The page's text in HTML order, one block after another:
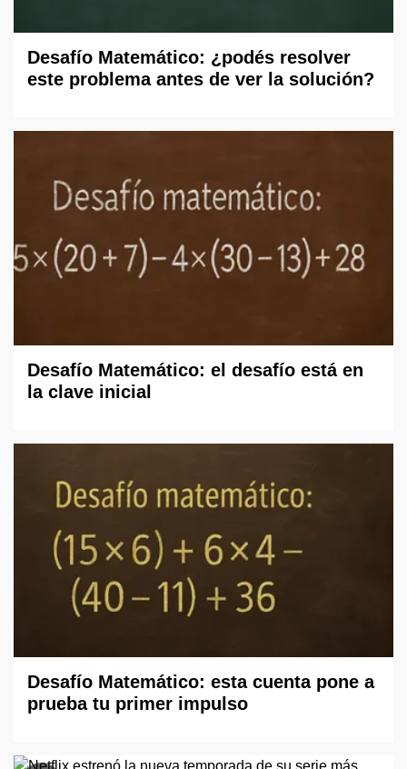
Desafío Matemático: ¿podés resolver
este problema antes de ver la solución?
Desafío Matemático: el desafío está en
la clave inicial
Desafío Matemático: esta cuenta pone a
prueba tu primer impulso